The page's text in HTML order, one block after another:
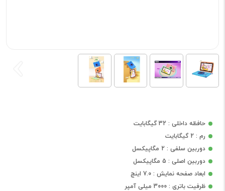
حافظه داخلی : 32 گیگابایت
رم : 2 گیگابایت
دوربین سلفی : 2 مگاپیکسل
دوربین اصلی : 5 مگاپیکسل
ابعاد صفحه نمایش : 7.0 اینچ
ظرفیت باتری : 3000 میلی آمپر